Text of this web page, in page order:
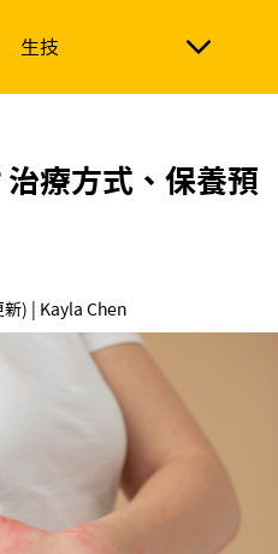
生技
療方式、保養預
新) | Kayla Chen